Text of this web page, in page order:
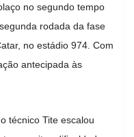
no segundo tempo
segunda rodada da fase
no estádio 974. Com
antecipada às
técnico Tite escalou